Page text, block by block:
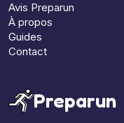
Avis Preparun
À propos
Guides
Contact
Preparun